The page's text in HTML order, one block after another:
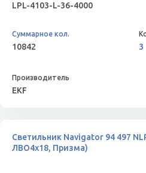
LPL-4103-L-36-4000
10842 3
EKF
Светильник Navigator 94 497
ЛВО4х18, Призма)